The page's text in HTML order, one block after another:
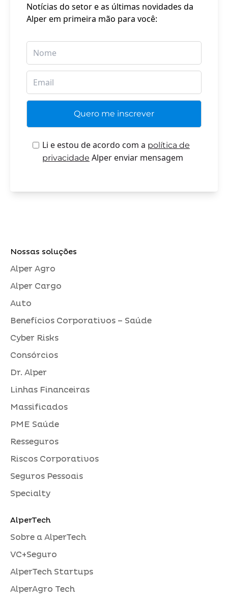
Notícias do setor e as últimas novidades da
Alper em primeira mão para você:
Li e estou de acordo com a política de
privacidade Alper enviar mensagem
Nossas soluções
Alper Agro
Alper Cargo
Auto
Benefícios Corporativos – Saúde
Cyber Risks
Consórcios
Dr. Alper
Linhas Financeiras
Massificados
PME Saúde
Resseguros
Riscos Corporativos
Seguros Pessoais
Specialty
AlperTech
Sobre a AlperTech
VC+Seguro
AlperTech Startups
AlperAgro Tech